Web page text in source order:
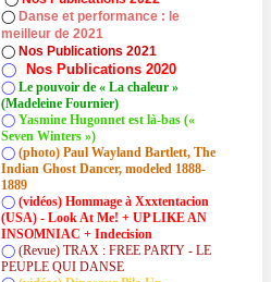
◯ Danse et performance : le
meilleur de 2021
◯ Nos Publications 2021
◯ Nos Publications 2020
◯ Le pouvoir de « La chaleur »
(Madeleine Fournier)
◯ Yasmine Hugonnet est là-bas («
Seven Winters »)
◯ (photo) Paul Wayland Bartlett, The
Indian Ghost Dancer, modeled 1888-
1889
◯ (vidéos) Hommage à Xxxtentacion
(USA) - Look At Me! + UP LIKE AN
INSOMNIAC + Indecision
◯ (Revue) TRAX : FREE PARTY - LE
PEUPLE QUI DANSE